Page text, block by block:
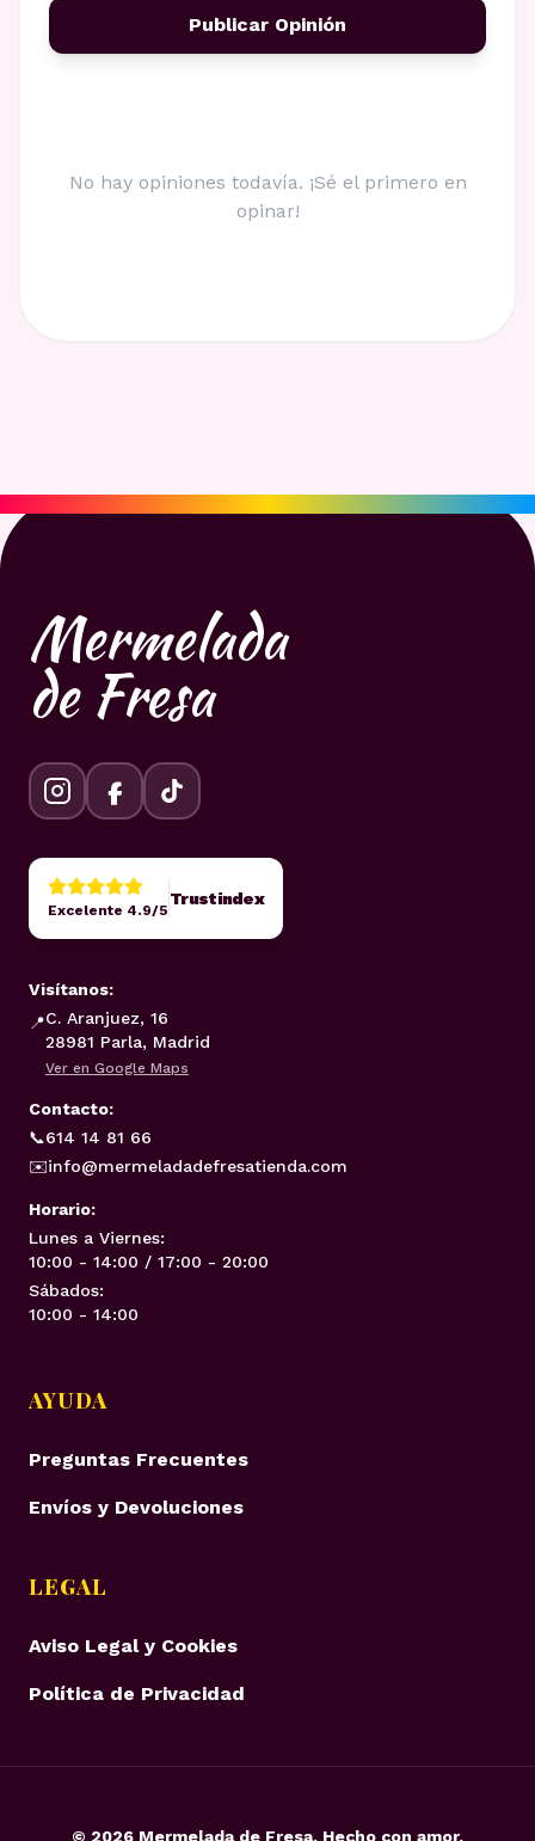
Publicar Opinión
No hay opiniones todavía. ¡Sé el primero en
opinar!
Mermelada
de Fresa
Excelente 4.9/5
Trustindex
Visítanos:
📍C. Aranjuez, 16
28981 Parla, Madrid
Ver en Google Maps
Contacto:
📞614 14 81 66
✉️info@mermeladadefresatienda.com
Horario:
Lunes a Viernes:
10:00 - 14:00 / 17:00 - 20:00
Sábados:
10:00 - 14:00
AYUDA
Preguntas Frecuentes
Envíos y Devoluciones
LEGAL
Aviso Legal y Cookies
Política de Privacidad
© 2026 Mermelada de Fresa. Hecho con amor.